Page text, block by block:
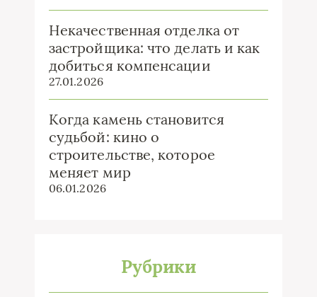
Некачественная отделка от
застройщика: что делать и как
добиться компенсации
27.01.2026
Когда камень становится
судьбой: кино о
строительстве, которое
меняет мир
06.01.2026
Рубрики